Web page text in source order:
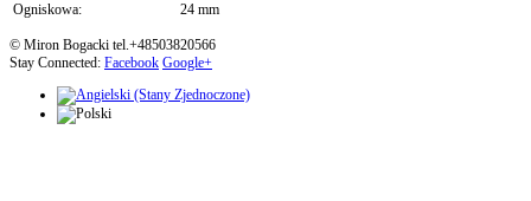
Ogniskowa:
24 mm
© Miron Bogacki tel.+48503820566
Stay Connected: Facebook Google+